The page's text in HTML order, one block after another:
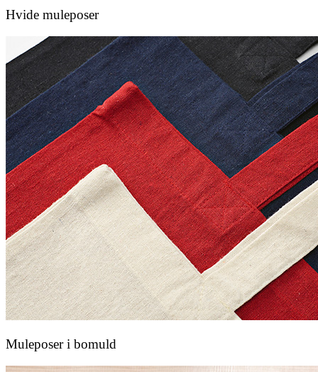
Hvide muleposer
Muleposer i bomuld